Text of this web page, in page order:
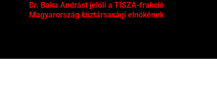
Dr. Baka Andrást jelöli a TISZA-frakció
Magyarország köztársasági elnökének